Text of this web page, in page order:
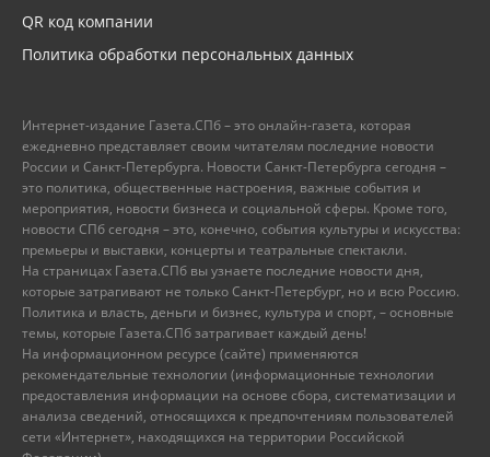
QR код компании
Политика обработки персональных данных
Интернет-издание Газета.СПб – это онлайн-газета, которая
ежедневно представляет своим читателям последние новости
России и Санкт-Петербурга. Новости Санкт-Петербурга сегодня –
это политика, общественные настроения, важные события и
мероприятия, новости бизнеса и социальной сферы. Кроме того,
новости СПб сегодня – это, конечно, события культуры и искусства:
премьеры и выставки, концерты и театральные спектакли.
На страницах Газета.СПб вы узнаете последние новости дня,
которые затрагивают не только Санкт-Петербург, но и всю Россию.
Политика и власть, деньги и бизнес, культура и спорт, – основные
темы, которые Газета.СПб затрагивает каждый день!
На информационном ресурсе (сайте) применяются
рекомендательные технологии (информационные технологии
предоставления информации на основе сбора, систематизации и
анализа сведений, относящихся к предпочтениям пользователей
сети «Интернет», находящихся на территории Российской